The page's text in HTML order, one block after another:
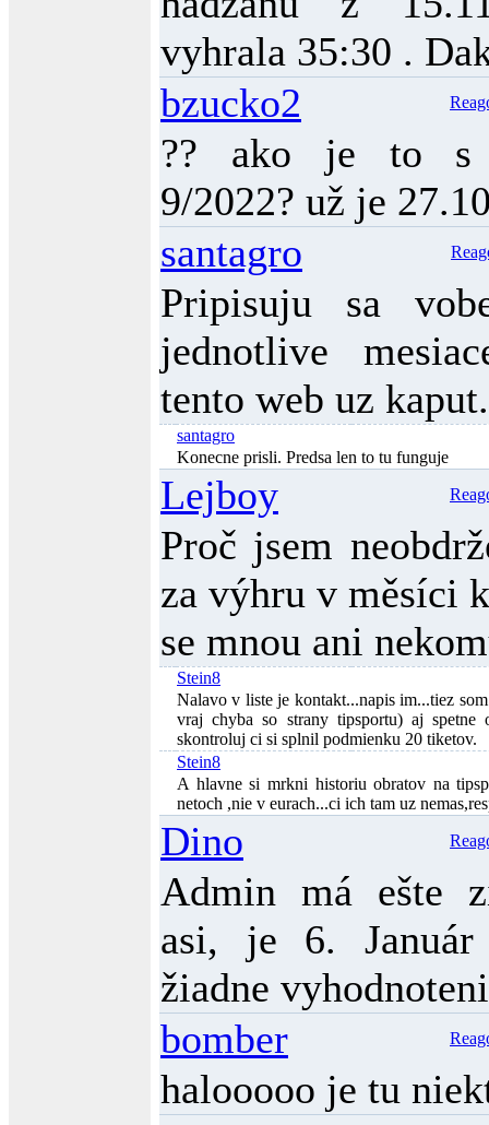
vyhrala 35:30 .
bzucko2
?? ako je to s
9/2022? už je
santagro
Pripisuju sa
jednotlive
tento web uz kaput.
santagro
Konecne prisli. Predsa len to tu funguje
Lejboy
Proč jsem
za výhru v měsíci
se mnou ani
Stein8
Nalavo v liste je kontakt...napis im...tiez
vraj chyba so strany tipsportu) aj spetne
skontroluj ci si splnil podmienku 20 tiketov.
Stein8
A hlavne si mrkni historiu obratov na
netoch ,nie v eurach...ci ich tam uz
Dino
Admin má ešte
asi, je 6.
žiadne
bomber
halooooo je tu